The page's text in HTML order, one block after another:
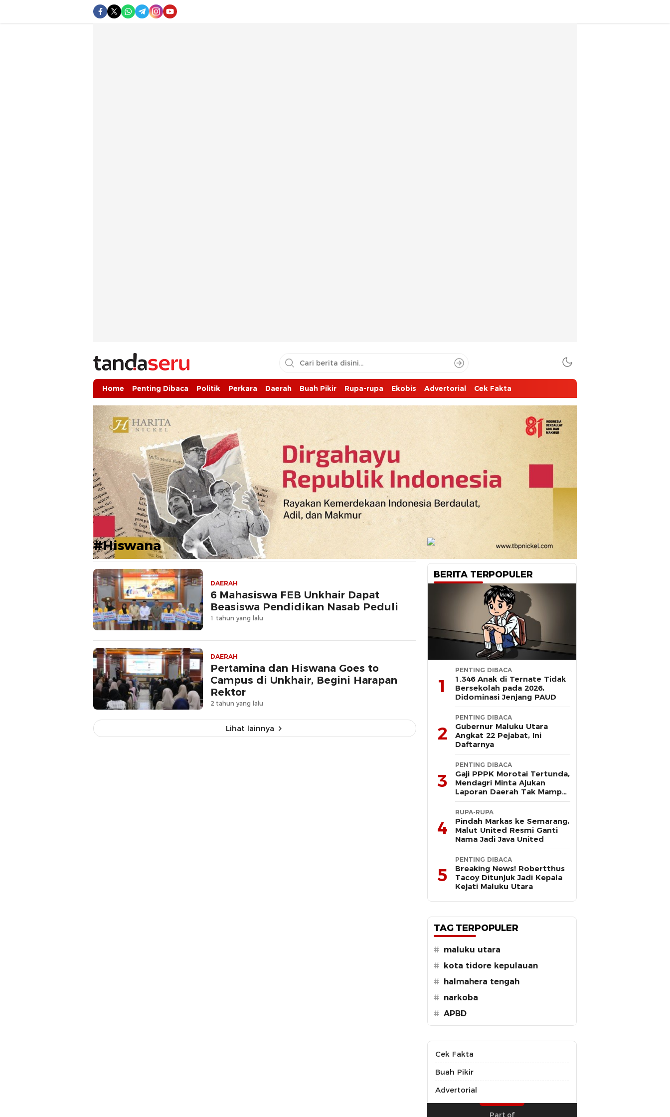
tandaseru.com | Penting Dibaca
tandaseru.com
Home Penting Dibaca Politik Perkara Daerah Buah Pikir Rupa-rupa Ekobis Advertorial Cek Fakta
#Hiswana
DAERAH
6 Mahasiswa FEB Unkhair Dapat
Beasiswa Pendidikan Nasab Peduli
1 tahun yang lalu
DAERAH
Pertamina dan Hiswana Goes to
Campus di Unkhair, Begini Harapan
Rektor
2 tahun yang lalu
Lihat lainnya
BERITA TERPOPULER
1
PENTING DIBACA
1.346 Anak di Ternate Tidak
Bersekolah pada 2026,
Didominasi Jenjang PAUD
2
PENTING DIBACA
Gubernur Maluku Utara
Angkat 22 Pejabat, Ini
Daftarnya
3
PENTING DIBACA
Gaji PPPK Morotai Tertunda,
Mendagri Minta Ajukan
Laporan Daerah Tak Mampu
Bayar Pegawai
4
RUPA-RUPA
Pindah Markas ke Semarang,
Malut United Resmi Ganti
Nama Jadi Java United
5
PENTING DIBACA
Breaking News! Robertthus
Tacoy Ditunjuk Jadi Kepala
Kejati Maluku Utara
TAG TERPOPULER
# maluku utara
#
kota tidore kepulauan
#
halmahera tengah
# narkoba
# APBD
Cek Fakta
Buah Pikir
Advertorial